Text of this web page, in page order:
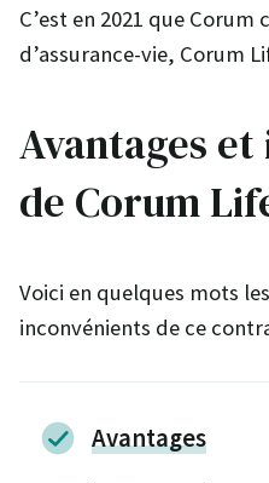
C’est en 2021 que
d’assurance-vie, Corum
Avantages
de Corum
Voici en quelques mots
inconvénients de ce
Avantages